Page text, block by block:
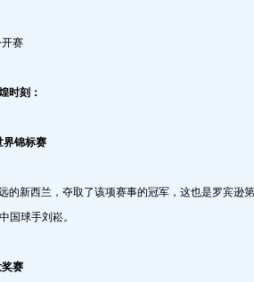
赛
时刻：
界锦标赛
新西兰，夺取了该项赛事的冠军，这也是罗宾逊
国球手刘崧。
赛